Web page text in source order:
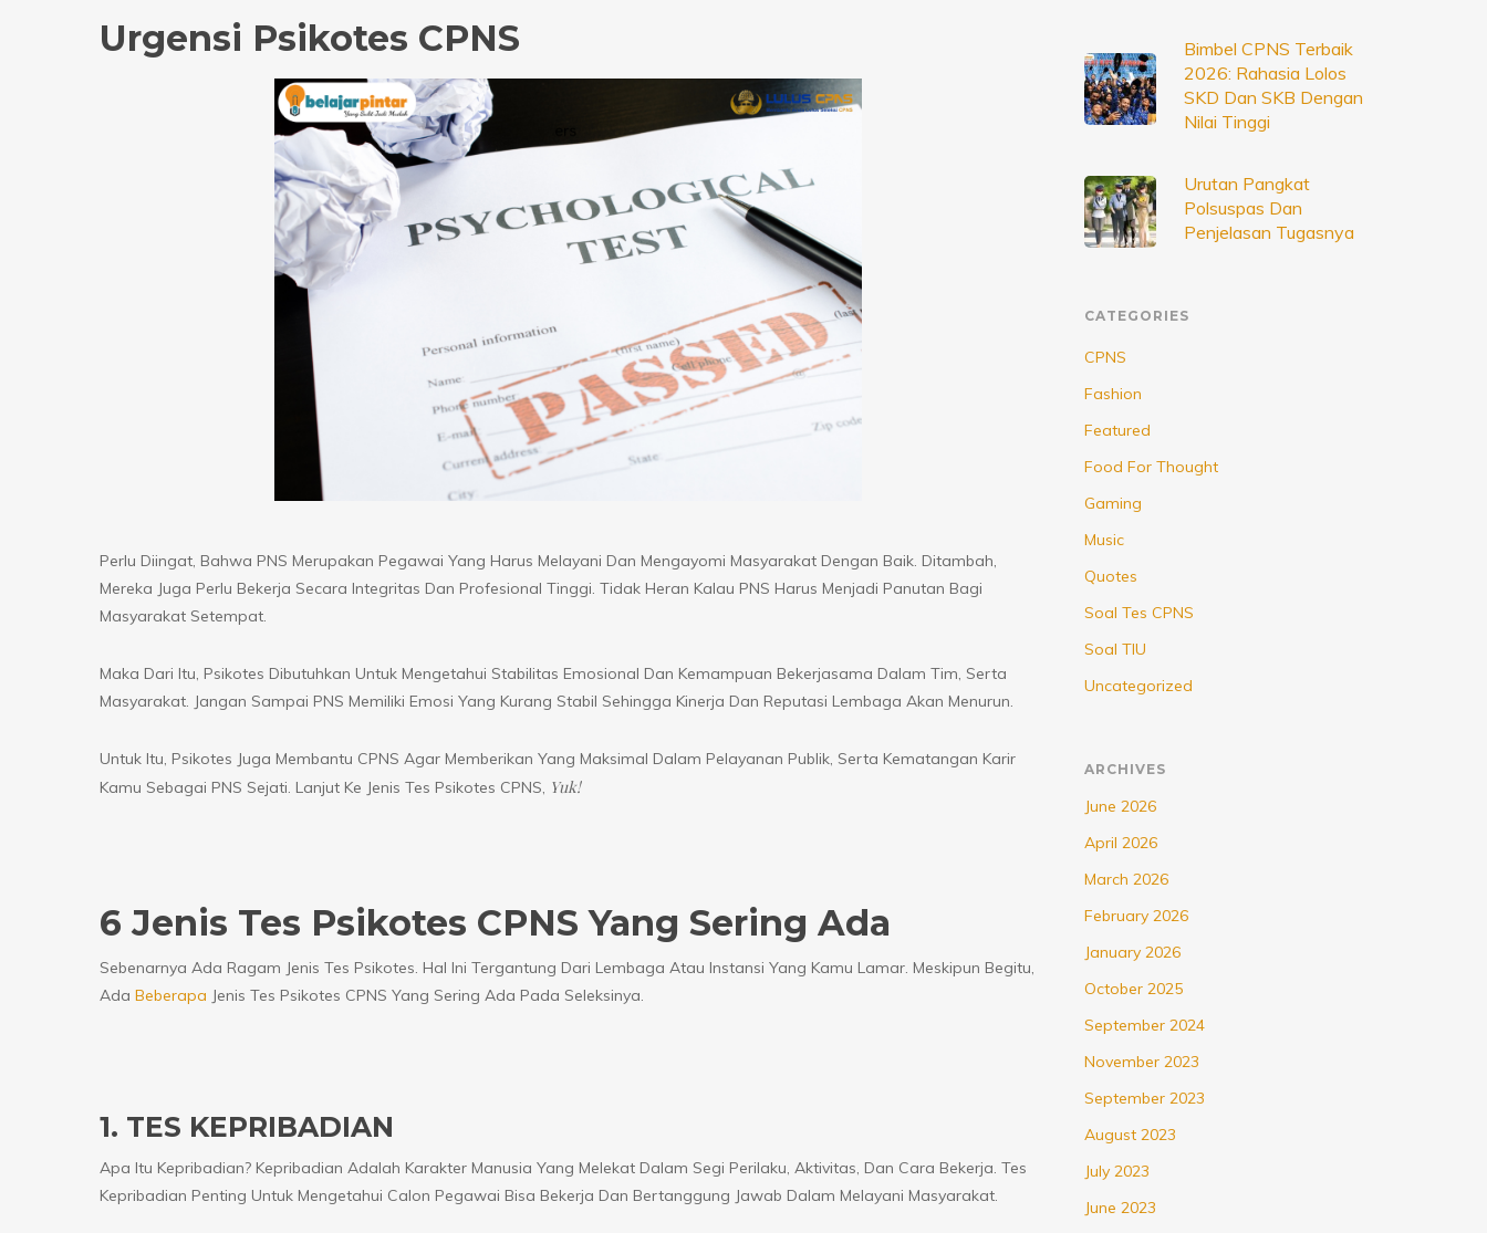
Urgensi Psikotes CPNS
Perlu Diingat, Bahwa PNS Merupakan Pegawai Yang Harus Melayani Dan Mengayomi Masyarakat Dengan Baik. Ditambah,
Mereka Juga Perlu Bekerja Secara Integritas Dan Profesional Tinggi. Tidak Heran Kalau PNS Harus Menjadi Panutan Bagi
Masyarakat Setempat.
Maka Dari Itu, Psikotes Dibutuhkan Untuk Mengetahui Stabilitas Emosional Dan Kemampuan Bekerjasama Dalam Tim, Serta
Masyarakat. Jangan Sampai PNS Memiliki Emosi Yang Kurang Stabil Sehingga Kinerja Dan Reputasi Lembaga Akan Menurun.
Untuk Itu, Psikotes Juga Membantu CPNS Agar Memberikan Yang Maksimal Dalam Pelayanan Publik, Serta Kematangan Karir
Kamu Sebagai PNS Sejati. Lanjut Ke Jenis Tes Psikotes CPNS, Yuk!
6 Jenis Tes Psikotes CPNS Yang Sering Ada
Sebenarnya Ada Ragam Jenis Tes Psikotes. Hal Ini Tergantung Dari Lembaga Atau Instansi Yang Kamu Lamar. Meskipun Begitu,
Ada Beberapa Jenis Tes Psikotes CPNS Yang Sering Ada Pada Seleksinya.
1. TES KEPRIBADIAN
Apa Itu Kepribadian? Kepribadian Adalah Karakter Manusia Yang Melekat Dalam Segi Perilaku, Aktivitas, Dan Cara Bekerja. Tes
Kepribadian Penting Untuk Mengetahui Calon Pegawai Bisa Bekerja Dan Bertanggung Jawab Dalam Melayani Masyarakat.
Bimbel CPNS Terbaik
2026: Rahasia Lolos
SKD Dan SKB Dengan
Nilai Tinggi
Urutan Pangkat
Polsuspas Dan
Penjelasan Tugasnya
CATEGORIES
CPNS
Fashion
Featured
Food For Thought
Gaming
Music
Quotes
Soal Tes CPNS
Soal TIU
Uncategorized
ARCHIVES
June 2026
April 2026
March 2026
February 2026
January 2026
October 2025
September 2024
November 2023
September 2023
August 2023
July 2023
June 2023